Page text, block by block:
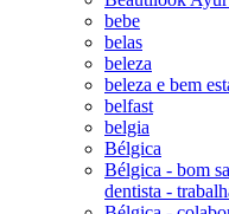
bebe
belas
beleza
beleza e bem
belfast
belgia
Bélgica
Bélgica - bom
dentista -